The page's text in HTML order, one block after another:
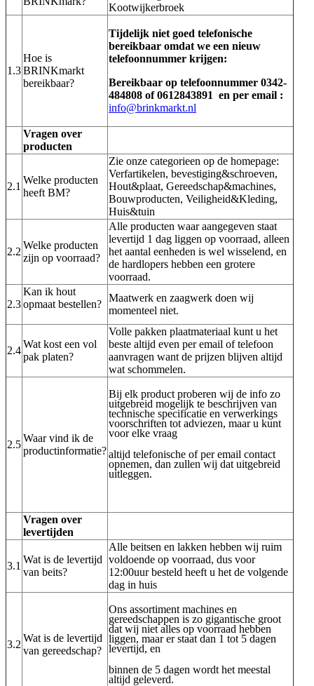
Kootwijkerbroek
1.3
Hoe is
BRINKmarkt
bereikbaar?
Tijdelijk niet goed telefonische
bereikbaar omdat we een nieuw
telefoonnummer krijgen:
Bereikbaar op telefoonnummer 0342-
484808 of 0612843891 en per email :
info@brinkmarkt.nl
Vragen over
producten
2.1
Welke producten
heeft BM?
Zie onze categorieen op de homepage:
Verfartikelen, bevestiging&schroeven,
Hout&plaat, Gereedschap&machines,
Bouwproducten, Veiligheid&Kleding,
Huis&tuin
2.2
Welke producten
zijn op voorraad?
Alle producten waar aangegeven staat
levertijd 1 dag liggen op voorraad, alleen
het aantal eenheden is wel wisselend, en
de hardlopers hebben een grotere
voorraad.
2.3
Kan ik hout
opmaat bestellen?
Maatwerk en zaagwerk doen wij
momenteel niet.
2.4
Wat kost een vol
pak platen?
Volle pakken plaatmateriaal kunt u het
beste altijd even per email of telefoon
aanvragen want de prijzen blijven altijd
wat schommelen.
2.5
Waar vind ik de
productinformatie?
Bij elk product proberen wij de info zo
uitgebreid mogelijk te beschrijven van
technische specificatie en verwerkings
voorschriften tot adviezen, maar u kunt
voor elke vraag
altijd telefonische of per email contact
opnemen, dan zullen wij dat uitgebreid
uitleggen.
Vragen over
levertijden
3.1
Wat is de levertijd
van beits?
Alle beitsen en lakken hebben wij ruim
voldoende op voorraad, dus voor
12:00uur besteld heeft u het de volgende
dag in huis
3.2
Wat is de levertijd
van gereedschap?
Ons assortiment machines en
gereedschappen is zo gigantische groot
dat wij niet alles op voorraad hebben
liggen, maar er staat dan 1 tot 5 dagen
levertijd, en
binnen de 5 dagen wordt het meestal
altijd geleverd.